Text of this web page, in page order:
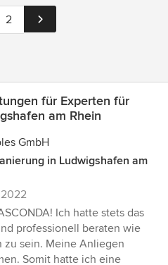
2
für Experten für
am Rhein
GmbH
in Ludwigshafen am
Ich hatte stets das
professionell beraten wie
zu sein. Meine Anliegen
Somit hatte ich eine